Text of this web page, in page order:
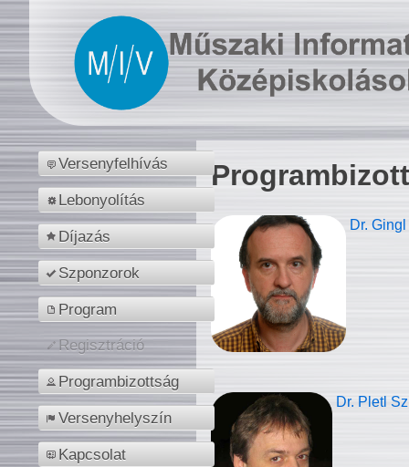
Versenyfelhívás
Lebonyolítás
Díjazás
Szponzorok
Program
Regisztráció
Programbizottság
Versenyhelyszín
Kapcsolat
Dr.
Dr. Pletl